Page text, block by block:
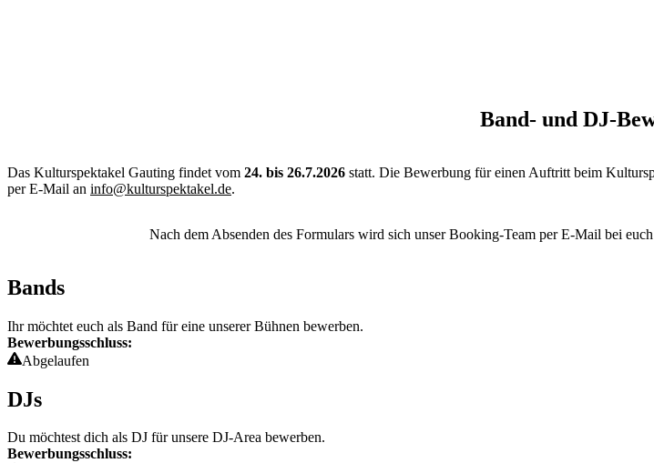
Band- und DJ-
Das Kulturspektakel Gauting findet vom 24. bis 26.7.2026 statt. Die Bewerbung für einen Auftritt beim
per E-Mail an info@kulturspektakel.de.
Nach dem Absenden des Formulars wird sich unser Booking-Team per E-Mail bei
Bands
Ihr möchtet euch als Band für eine unserer Bühnen bewerben.
Bewerbungsschluss:
Abgelaufen
DJs
Du möchtest dich als DJ für unsere DJ-Area bewerben.
Bewerbungsschluss: